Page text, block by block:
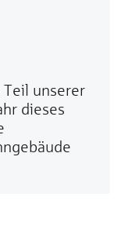
Teil unserer
dieses